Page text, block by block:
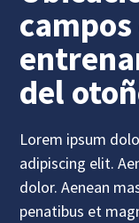
campos
del
Lorem ipsum
adipiscing elit.
dolor. Aenean
penatibus et